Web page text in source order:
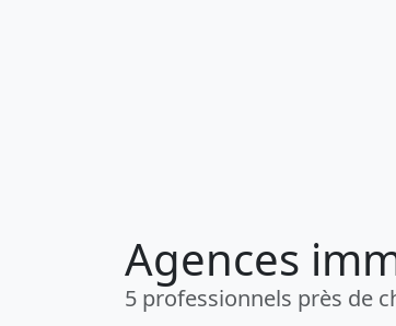
Agences
5 professionnels près de